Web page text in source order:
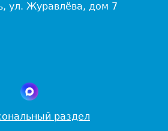
ул. Журавлёва, дом 7
раздел